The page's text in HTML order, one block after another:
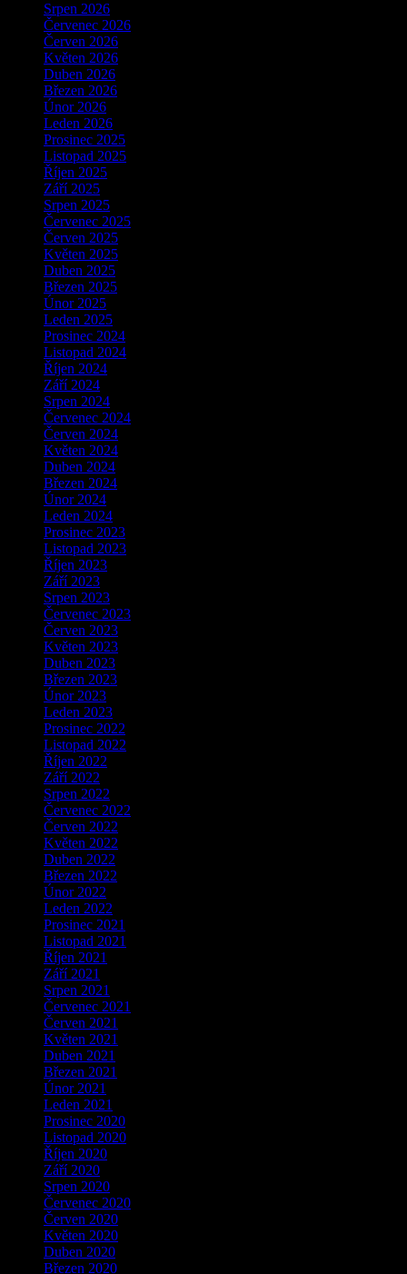
Srpen 2026
Červenec 2026
Červen 2026
Květen 2026
Duben 2026
Březen 2026
Únor 2026
Leden 2026
Prosinec 2025
Listopad 2025
Říjen 2025
Září 2025
Srpen 2025
Červenec 2025
Červen 2025
Květen 2025
Duben 2025
Březen 2025
Únor 2025
Leden 2025
Prosinec 2024
Listopad 2024
Říjen 2024
Září 2024
Srpen 2024
Červenec 2024
Červen 2024
Květen 2024
Duben 2024
Březen 2024
Únor 2024
Leden 2024
Prosinec 2023
Listopad 2023
Říjen 2023
Září 2023
Srpen 2023
Červenec 2023
Červen 2023
Květen 2023
Duben 2023
Březen 2023
Únor 2023
Leden 2023
Prosinec 2022
Listopad 2022
Říjen 2022
Září 2022
Srpen 2022
Červenec 2022
Červen 2022
Květen 2022
Duben 2022
Březen 2022
Únor 2022
Leden 2022
Prosinec 2021
Listopad 2021
Říjen 2021
Září 2021
Srpen 2021
Červenec 2021
Červen 2021
Květen 2021
Duben 2021
Březen 2021
Únor 2021
Leden 2021
Prosinec 2020
Listopad 2020
Říjen 2020
Září 2020
Srpen 2020
Červenec 2020
Červen 2020
Květen 2020
Duben 2020
Březen 2020